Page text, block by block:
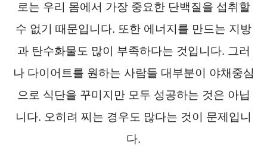
로는 우리 몸에서 가장 중요한 단백질을 섭취할
수 없기 때문입니다. 또한 에너지를 만드는 지방
과 탄수화물도 많이 부족하다는 것입니다. 그러
나 다이어트를 원하는 사람들 대부분이 야채중심
으로 식단을 꾸미지만 모두 성공하는 것은 아닙
니다. 오히려 찌는 경우도 많다는 것이 문제입니
다.